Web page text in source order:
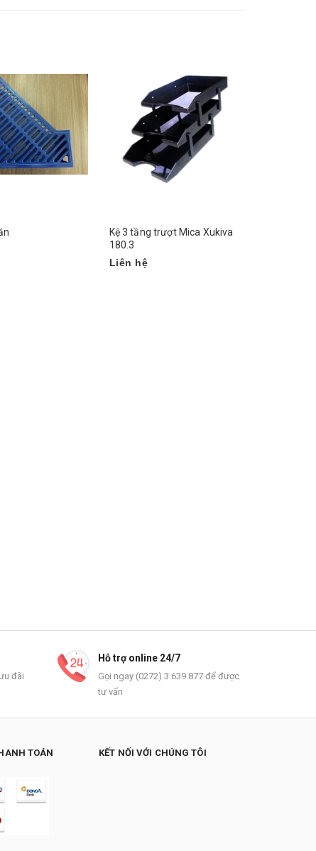
Kệ 3 tầng trượt Mica Xukiva
180.3
Liên hệ
đãi
Hỗ trợ online 24/7
Gọi ngay (0272) 3.639.877 để được
tư vấn
TOÁN KẾT NỐI VỚI CHÚNG TÔI